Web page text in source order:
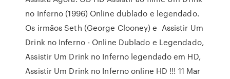
no Inferno (1996) Online dublado e legendado.
Os irmãos Seth (George Clooney) e Assistir Um
Drink no Inferno - Online Dublado e Legendado,
Assistir Um Drink no Inferno legendado em HD,
Assistir Um Drink no Inferno online HD !!! 11 Mar